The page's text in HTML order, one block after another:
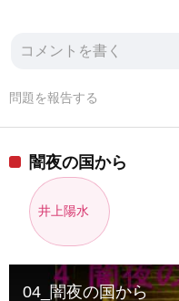
問題を報告する
闇夜の国から
井上陽水
04_闇夜の国から